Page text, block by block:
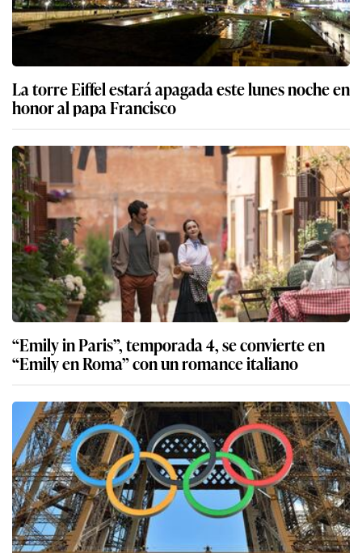
La torre Eiffel estará apagada este lunes noche en
honor al papa Francisco
“Emily in Paris”, temporada 4, se convierte en
“Emily en Roma” con un romance italiano